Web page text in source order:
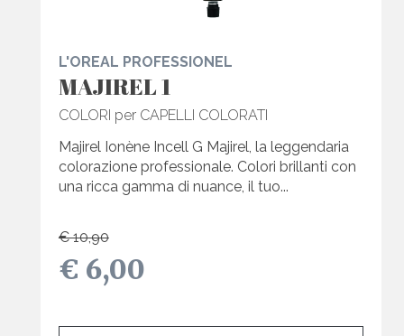
L'OREAL PROFESSIONEL
MAJIREL 1
COLORI per CAPELLI COLORATI
Majirel Ionène Incell G Majirel, la leggendaria
colorazione professionale. Colori brillanti con
una ricca gamma di nuance, il tuo...
€ 10,90
€ 6,00